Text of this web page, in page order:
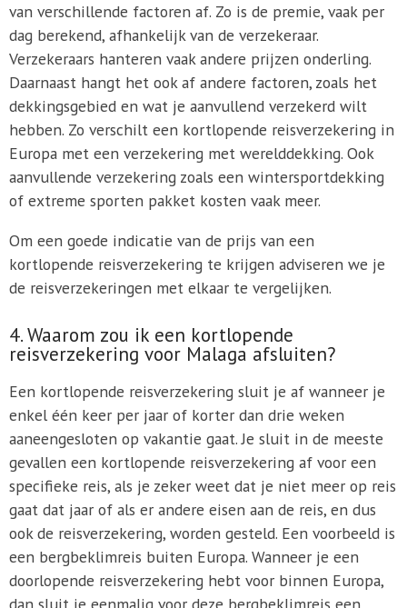
van verschillende factoren af. Zo is de premie, vaak per
dag berekend, afhankelijk van de verzekeraar.
Verzekeraars hanteren vaak andere prijzen onderling.
Daarnaast hangt het ook af andere factoren, zoals het
dekkingsgebied en wat je aanvullend verzekerd wilt
hebben. Zo verschilt een kortlopende reisverzekering in
Europa met een verzekering met werelddekking. Ook
aanvullende verzekering zoals een wintersportdekking
of extreme sporten pakket kosten vaak meer.
Om een goede indicatie van de prijs van een
kortlopende reisverzekering te krijgen adviseren we je
de reisverzekeringen met elkaar te vergelijken.
4. Waarom zou ik een kortlopende
reisverzekering voor Malaga afsluiten?
Een kortlopende reisverzekering sluit je af wanneer je
enkel één keer per jaar of korter dan drie weken
aaneengesloten op vakantie gaat. Je sluit in de meeste
gevallen een kortlopende reisverzekering af voor een
specifieke reis, als je zeker weet dat je niet meer op reis
gaat dat jaar of als er andere eisen aan de reis, en dus
ook de reisverzekering, worden gesteld. Een voorbeeld is
een bergbeklimreis buiten Europa. Wanneer je een
doorlopende reisverzekering hebt voor binnen Europa,
dan sluit je eenmalig voor deze bergbeklimreis een